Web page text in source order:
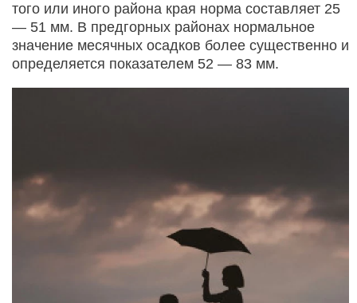
того или иного района края норма составляет 25
— 51 мм. В предгорных районах нормальное
значение месячных осадков более существенно и
определяется показателем 52 — 83 мм.